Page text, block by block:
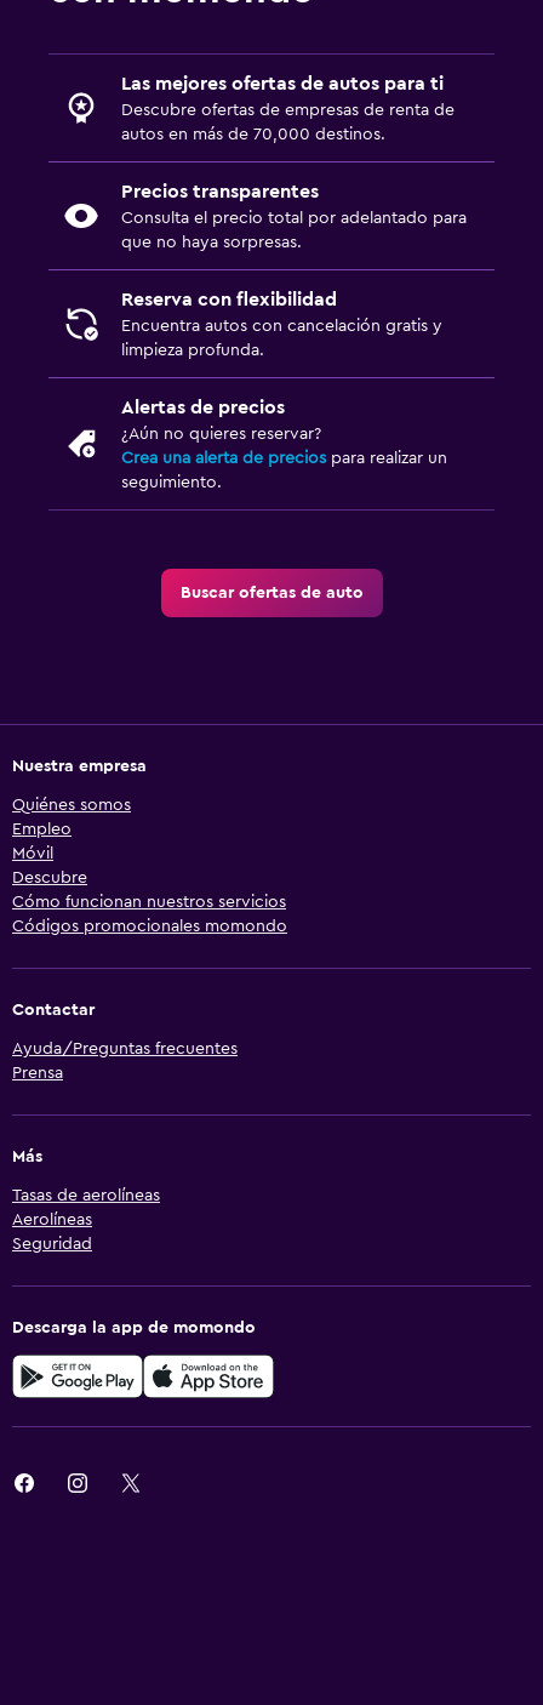
Las mejores ofertas de autos para ti
Descubre ofertas de empresas de renta de
autos en más de 70,000 destinos.
Precios transparentes
Consulta el precio total por adelantado para
que no haya sorpresas.
Reserva con flexibilidad
Encuentra autos con cancelación gratis y
limpieza profunda.
Alertas de precios
¿Aún no quieres reservar?
Crea una alerta de precios para realizar un
seguimiento.
Buscar ofertas de auto
Nuestra empresa
Quiénes somos
Empleo
Móvil
Descubre
Cómo funcionan nuestros servicios
Códigos promocionales momondo
Contactar
Ayuda/Preguntas frecuentes
Prensa
Más
Tasas de aerolíneas
Aerolíneas
Seguridad
Descarga la app de momondo